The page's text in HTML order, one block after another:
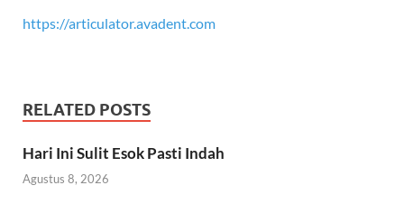
https://articulator.avadent.com
RELATED POSTS
Hari Ini Sulit Esok Pasti Indah
Agustus 8, 2026